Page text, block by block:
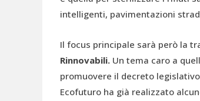
intelligenti, pavimentazioni
Il focus principale sarà però la
Rinnovabili. Un tema caro a
promuovere il decreto
Ecofuturo ha già realizzato